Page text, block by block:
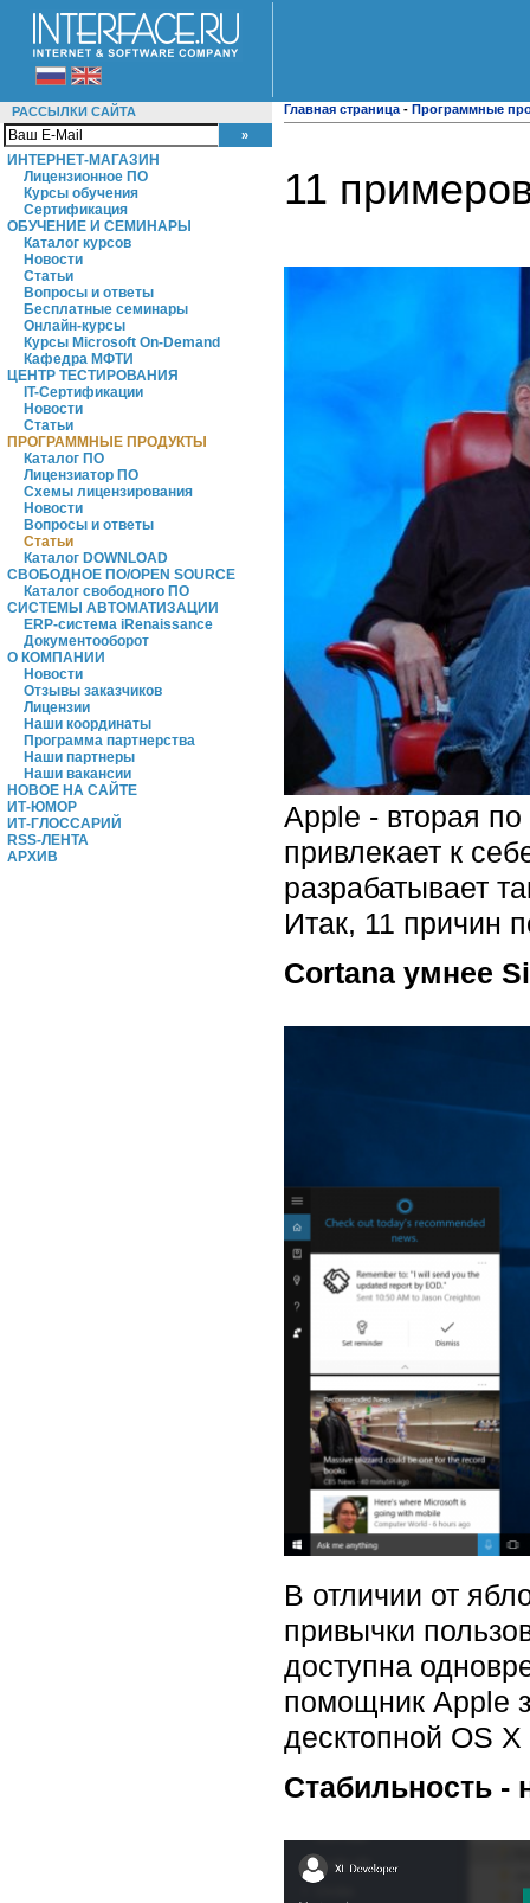
РАССЫЛКИ САЙТА
ИНТЕРНЕТ-МАГАЗИН
Лицензионное ПО
Курсы обучения
Сертификация
ОБУЧЕНИЕ И СЕМИНАРЫ
Каталог курсов
Новости
Статьи
Вопросы и ответы
Бесплатные семинары
Онлайн-курсы
Курсы Microsoft On-Demand
Кафедра МФТИ
ЦЕНТР ТЕСТИРОВАНИЯ
IT-Сертификации
Новости
Статьи
ПРОГРАММНЫЕ ПРОДУКТЫ
Каталог ПО
Лицензиатор ПО
Схемы лицензирования
Новости
Вопросы и ответы
Статьи
Каталог DOWNLOAD
СВОБОДНОЕ ПО/OPEN SOURCE
Каталог свободного ПО
СИСТЕМЫ АВТОМАТИЗАЦИИ
ERP-система iRenaissance
Документооборот
О КОМПАНИИ
Новости
Отзывы заказчиков
Лицензии
Наши координаты
Программа партнерства
Наши партнеры
Наши вакансии
НОВОЕ НА САЙТЕ
ИТ-ЮМОР
ИТ-ГЛОССАРИЙ
RSS-ЛЕНТА
АРХИВ
Главная страница - Программные
11
Apple - вторая
привлекает к
разрабатывает
Итак, 11 причин
Cortana умнее
В отличии от
привычки
доступна
помощник Apple
десктопной OS
Стабильность -